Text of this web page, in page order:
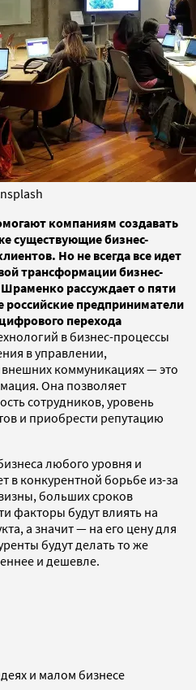
компаниям создавать
существующие бизнес-
Но не всегда все идет
трансформации бизнес-
рассуждает о пяти
предприниматели
перехода
в бизнес-процессы
в управлении,
коммуникациях — это
Она позволяет
сотрудников, уровень
и приобрести репутацию
любого уровня и
в конкурентной борьбе из-за
больших сроков
факторы будут влиять на
а значит — на его цену для
будут делать то же
и дешевле.
и малом бизнесе